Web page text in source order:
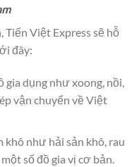
Tiến Việt Express sẽ hỗ
đây:
dụng như xoong, nồi,
vận chuyển về Việt
khô như hải sản khô, rau
số đồ gia vị cơ bản.